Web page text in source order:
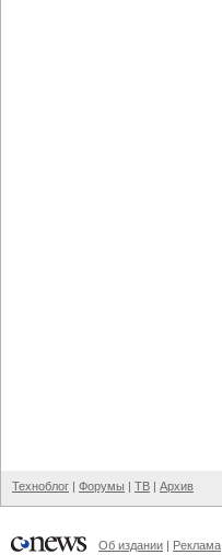
Техноблог | Форумы | ТВ | Архив
Об издании | Реклама